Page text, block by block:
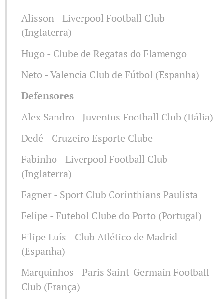
Alisson - Liverpool Football Club
(Inglaterra)
Hugo - Clube de Regatas do Flamengo
Neto - Valencia Club de Fútbol (Espanha)
Defensores
Alex Sandro - Juventus Football Club (Itália)
Dedé - Cruzeiro Esporte Clube
Fabinho - Liverpool Football Club
(Inglaterra)
Fagner - Sport Club Corinthians Paulista
Felipe - Futebol Clube do Porto (Portugal)
Filipe Luís - Club Atlético de Madrid
(Espanha)
Marquinhos - Paris Saint-Germain Football
Club (França)